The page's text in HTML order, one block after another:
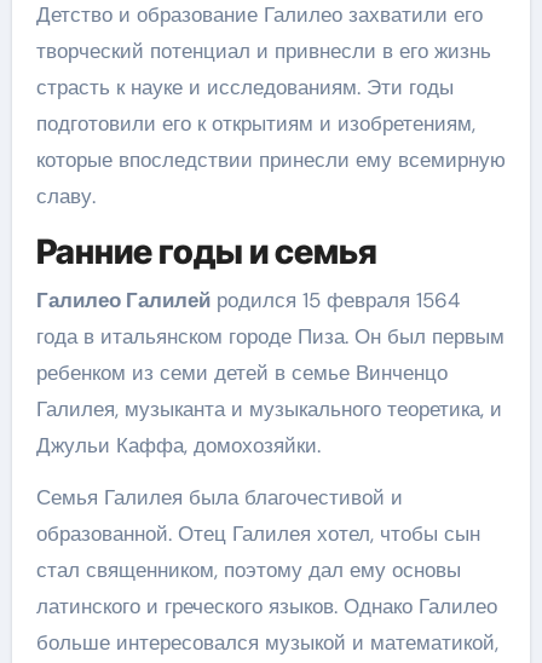
Детство и образование Галилео захватили его
творческий потенциал и привнесли в его жизнь
страсть к науке и исследованиям. Эти годы
подготовили его к открытиям и изобретениям,
которые впоследствии принесли ему всемирную
славу.
Ранние годы и семья
Галилео Галилейродился 15 февраля 1564
года в итальянском городе Пиза. Он был первым
ребенком из семи детей в семье Винченцо
Галилея, музыканта и музыкального теоретика, и
Джульи Каффа, домохозяйки.
Семья Галилея была благочестивой и
образованной. Отец Галилея хотел, чтобы сын
стал священником, поэтому дал ему основы
латинского и греческого языков. Однако Галилео
больше интересовался музыкой и математикой,